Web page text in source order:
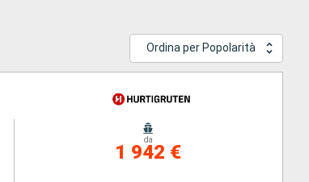
Ordina per Popolarità
da
1 942 €